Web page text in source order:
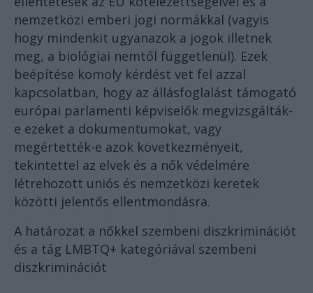
nemzetközi emberi jogi normákkal (vagyis
hogy mindenkit ugyanazok a jogok illetnek
meg, a biológiai nemtől függetlenül). Ezek
beépítése komoly kérdést vet fel azzal
kapcsolatban, hogy az állásfoglalást támogató
európai parlamenti képviselők megvizsgálták-
e ezeket a dokumentumokat, vagy
megértették-e azok következményeit,
tekintettel az elvek és a nők védelmére
létrehozott uniós és nemzetközi keretek
közötti jelentős ellentmondásra.
A határozat a nőkkel szembeni diszkriminációt
és a tág LMBTQ+ kategóriával szembeni
diszkriminációt